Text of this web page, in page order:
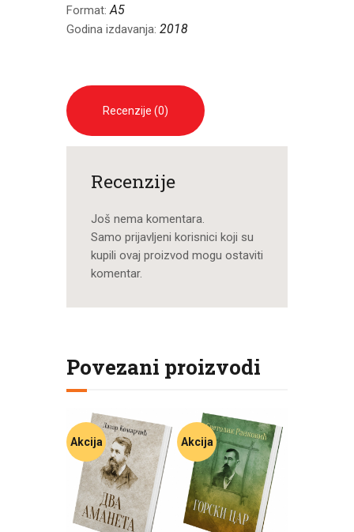
Format:A5
Godina izdavanja: 2018
Recenzije (0)
Recenzije
Još nema komentara.
Samo prijavljeni korisnici koji su
kupili ovaj proizvod mogu ostaviti
komentar.
Povezani proizvodi
Akcija Akcija